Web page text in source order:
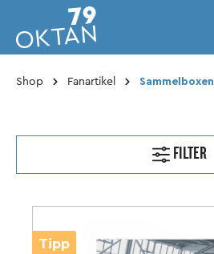
Shop Fanartikel Sammelboxen
FILTER
Tipp